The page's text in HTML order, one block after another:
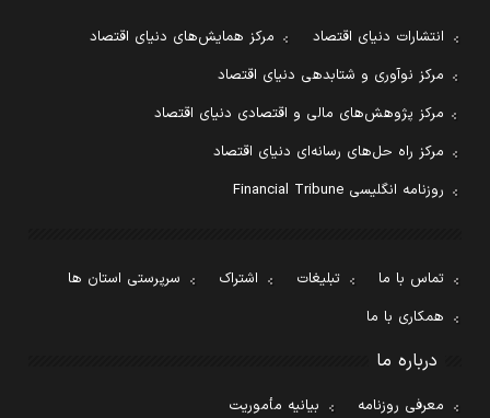
انتشارات دنیای اقتصاد
مرکز همایش‌های دنیای اقتصاد
مرکز نوآوری و شتابدهی دنیای اقتصاد
مرکز پژوهش‌های مالی و اقتصادی دنیای اقتصاد
مرکز راه حل‌های رسانه‌ای دنیای اقتصاد
روزنامه انگلیسی Financial Tribune
تماس با ما تبلیغات اشتراک
سرپرستی استان ها
همکاری با ما
درباره ما
معرفی روزنامه
بیانیه مأموریت